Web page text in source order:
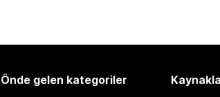
Önde gelen kategoriler